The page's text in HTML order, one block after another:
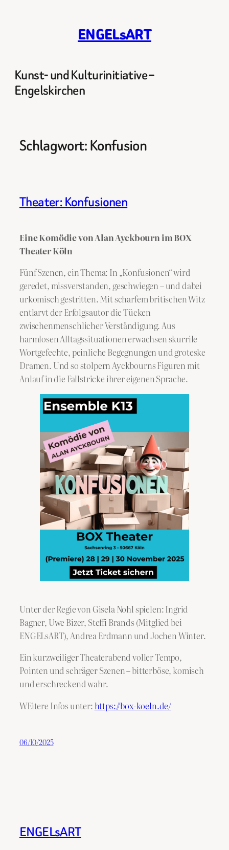
ENGELsART
Kunst- und Kulturinitiative –
Engelskirchen
Schlagwort:Konfusion
Theater: Konfusionen
Eine Komödie von Alan Ayckbourn im BOX
Theater Köln
Fünf Szenen, ein Thema: In „Konfusionen“ wird
geredet, missverstanden, geschwiegen – und dabei
urkomisch gestritten. Mit scharfem britischen Witz
entlarvt der Erfolgsautor die Tücken
zwischenmenschlicher Verständigung. Aus
harmlosen Alltagssituationen erwachsen skurrile
Wortgefechte, peinliche Begegnungen und groteske
Dramen. Und so stolpern Ayckbourns Figuren mit
Anlauf in die Fallstricke ihrer eigenen Sprache.
Unter der Regie von Gisela Nohl spielen: Ingrid
Bagner, Uwe Bizer, Steffi Brands (Mitglied bei
ENGELsART), Andrea Erdmann und Jochen Winter.
Ein kurzweiliger Theaterabend voller Tempo,
Pointen und schräger Szenen – bitterböse, komisch
und erschreckend wahr.
WEitere Infos unter:https://box-koeln.de/
06/10/2025
ENGELsART